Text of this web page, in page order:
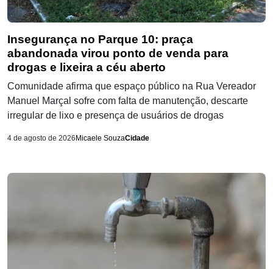
Insegurança no Parque 10: praça
abandonada virou ponto de venda para
drogas e lixeira a céu aberto
Comunidade afirma que espaço público na Rua Vereador
Manuel Marçal sofre com falta de manutenção, descarte
irregular de lixo e presença de usuários de drogas
4 de agosto de 2026 Micaele SouzaCidade